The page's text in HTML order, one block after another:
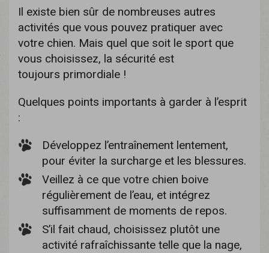
Il existe bien sûr de nombreuses autres
activités que vous pouvez pratiquer avec
votre chien. Mais quel que soit le sport que
vous choisissez, la sécurité est
toujours primordiale !
Quelques points importants à garder à l’esprit
:
Développez l’entraînement lentement,
pour éviter la surcharge et les blessures.
Veillez à ce que votre chien boive
régulièrement de l’eau, et intégrez
suffisamment de moments de repos.
S’il fait chaud, choisissez plutôt une
activité rafraîchissante telle que la nage,